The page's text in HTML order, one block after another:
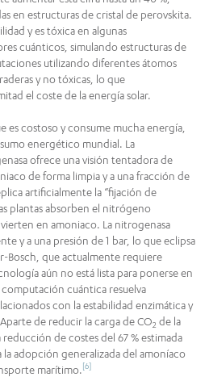
en estructuras de cristal de perovskita.
y es tóxica en algunas
cuánticos, simulando estructuras de
utilizando diferentes átomos
y no tóxicas, lo que
el coste de la energía solar.
es costoso y consume mucha energía,
energético mundial. La
ofrece una visión tentadora de
de forma limpia y a una fracción de
artificialmente la “fijación de
plantas absorben el nitrógeno
en amoniaco. La nitrogenasa
y a una presión de 1 bar, lo que eclipsa
Bosch, que actualmente requiere
aún no está lista para ponerse en
cuántica resuelva
con la estabilidad enzimática y
de reducir la carga de CO2 de la
de costes del 67 % estimada
la adopción generalizada del amoníaco
marítimo.[6]